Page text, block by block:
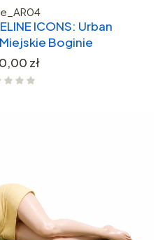
ICONS: Urban
Boginie
zł